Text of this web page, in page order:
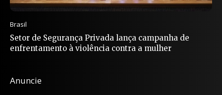
Brasil
Setor de Segurança Privada lança campanha de
enfrentamento à violência contra a mulher
Anuncie